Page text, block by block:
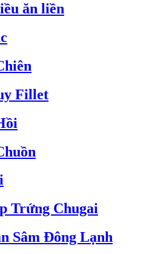
ăn liền
Fillet
Trứng Chugai
Sâm Đông Lạnh